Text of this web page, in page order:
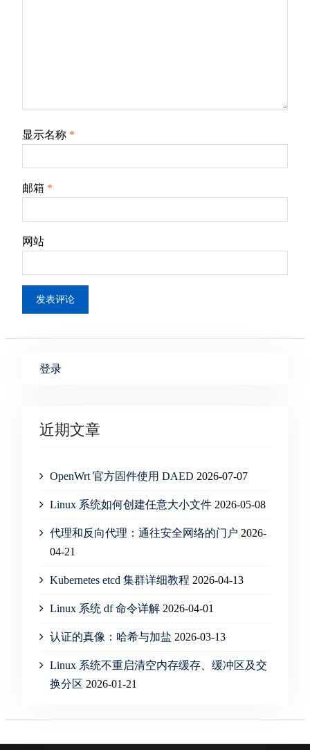
显示名称 *
邮箱 *
网站
登录
近期文章
OpenWrt 官方固件使用 DAED 2026-07-07
Linux 系统如何创建任意大小文件 2026-05-08
代理和反向代理：通往安全网络的门户 2026-
04-21
Kubernetes etcd 集群详细教程 2026-04-13
Linux 系统 df 命令详解 2026-04-01
认证的真像：哈希与加盐 2026-03-13
Linux 系统不重启清空内存缓存、缓冲区及交
换分区 2026-01-21